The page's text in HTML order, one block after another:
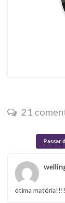
21
Passar
ótima matéria!!!!